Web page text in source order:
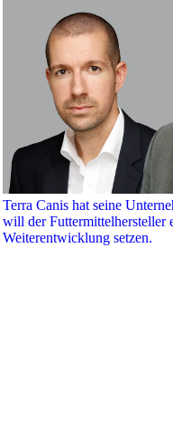
Terra Canis hat seine
will der Futtermittelhersteller
Weiterentwicklung setzen.